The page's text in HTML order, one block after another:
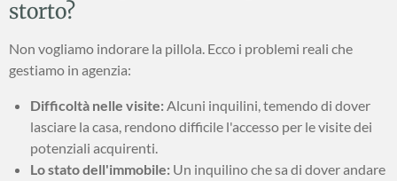
storto?
Non vogliamo indorare la pillola. Ecco i problemi reali che
gestiamo in agenzia:
Difficoltà nelle visite:Alcuni inquilini, temendo di dover
lasciare la casa, rendono difficile l'accesso per le visite dei
potenziali acquirenti.
Lo stato dell'immobile: Un inquilino che sa di dover andare